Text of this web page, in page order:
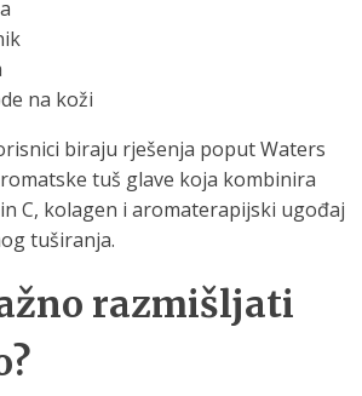
na koži
biraju rješenja poput Waters
tuš glave koja kombinira
C, kolagen i aromaterapijski ugođaj
tuširanja.
razmišljati